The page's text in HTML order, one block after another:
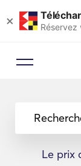
×
Le prix